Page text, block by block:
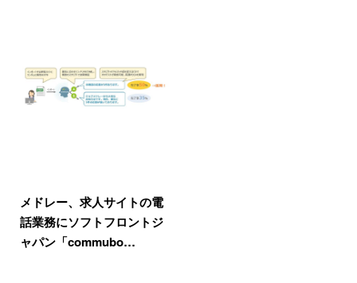
メドレー、求人サイトの電
話業務にソフトフロントジ
ャパン「commubo…